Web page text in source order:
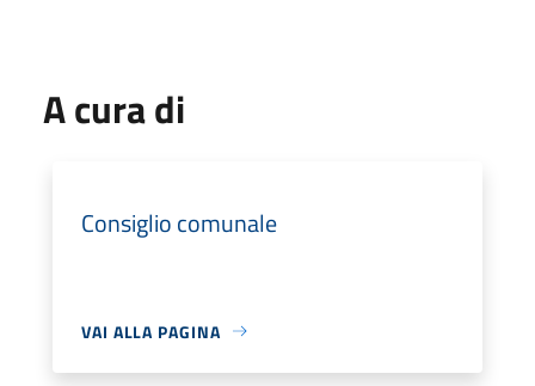
A cura di
Consiglio comunale
VAI ALLA PAGINA